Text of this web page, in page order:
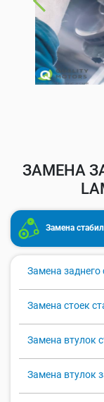
ЗАМЕНА
Замена
Замена заднего
Замена стоек
Замена втулок
Замена втулок